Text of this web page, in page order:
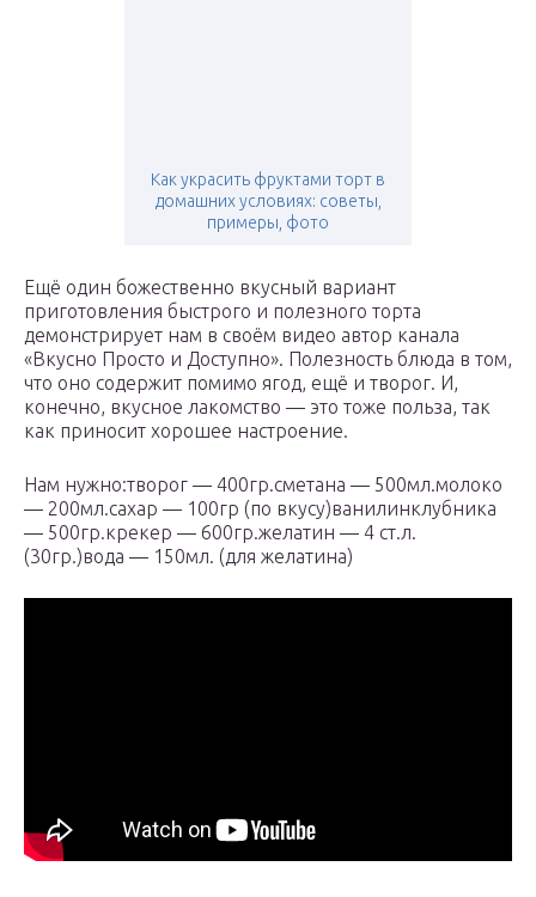
Как украсить фруктами торт в
домашних условиях: советы,
примеры, фото
Ещё один божественно вкусный вариант
приготовления быстрого и полезного торта
демонстрирует нам в своём видео автор канала
«Вкусно Просто и Доступно». Полезность блюда в том,
что оно содержит помимо ягод, ещё и творог. И,
конечно, вкусное лакомство — это тоже польза, так
как приносит хорошее настроение.
Нам нужно:творог — 400гр.сметана — 500мл.молоко
— 200мл.сахар — 100гр (по вкусу)ванилинклубника
— 500гр.крекер — 600гр.желатин — 4 ст.л.
(30гр.)вода — 150мл. (для желатина)